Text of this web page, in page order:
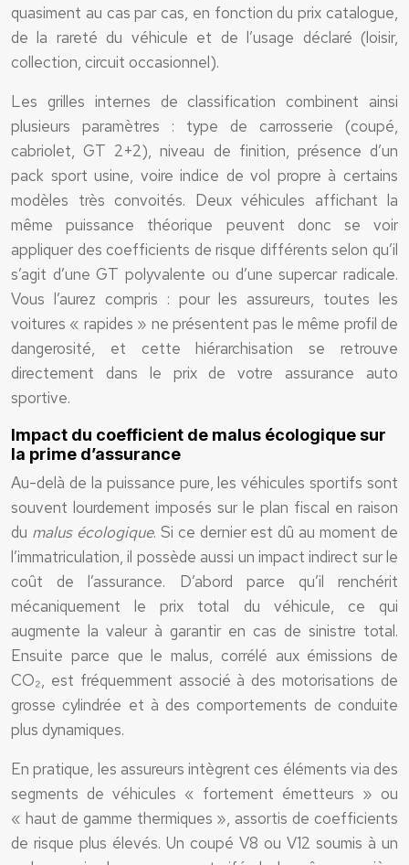
quasiment au cas par cas, en fonction du prix catalogue,
de la rareté du véhicule et de l’usage déclaré (loisir,
collection, circuit occasionnel).
Les grilles internes de classification combinent ainsi
plusieurs paramètres : type de carrosserie (coupé,
cabriolet, GT 2+2), niveau de finition, présence d’un
pack sport usine, voire indice de vol propre à certains
modèles très convoités. Deux véhicules affichant la
même puissance théorique peuvent donc se voir
appliquer des coefficients de risque différents selon qu’il
s’agit d’une GT polyvalente ou d’une supercar radicale.
Vous l’aurez compris : pour les assureurs, toutes les
voitures « rapides » ne présentent pas le même profil de
dangerosité, et cette hiérarchisation se retrouve
directement dans le prix de votre assurance auto
sportive.
Impact du coefficient de malus écologique sur
la prime d’assurance
Au-delà de la puissance pure, les véhicules sportifs sont
souvent lourdement imposés sur le plan fiscal en raison
du malus écologique. Si ce dernier est dû au moment de
l’immatriculation, il possède aussi un impact indirect sur le
coût de l’assurance. D’abord parce qu’il renchérit
mécaniquement le prix total du véhicule, ce qui
augmente la valeur à garantir en cas de sinistre total.
Ensuite parce que le malus, corrélé aux émissions de
CO₂, est fréquemment associé à des motorisations de
grosse cylindrée et à des comportements de conduite
plus dynamiques.
En pratique, les assureurs intègrent ces éléments via des
segments de véhicules « fortement émetteurs » ou
« haut de gamme thermiques », assortis de coefficients
de risque plus élevés. Un coupé V8 ou V12 soumis à un